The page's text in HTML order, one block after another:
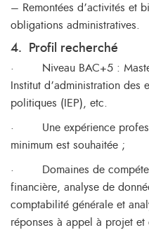
– Remontées d’activités et
obligations administratives.
4. Profil recherché
·
Niveau BAC+5 :
Institut d’administration des
politiques (IEP), etc.
· Une expérience
minimum est souhaitée ;
·
Domaines de
financière, analyse de
comptabilité générale et
réponses à appel à projet et